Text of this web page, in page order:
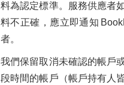
料為認定標準。服務供應者
料不正確，應立即通知
者。
我們保留取消未確認的帳戶
段時間的帳戶（帳戶持有人